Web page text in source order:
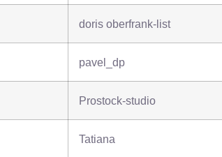
doris oberfrank-list
pavel_dp
Prostock-studio
Tatiana